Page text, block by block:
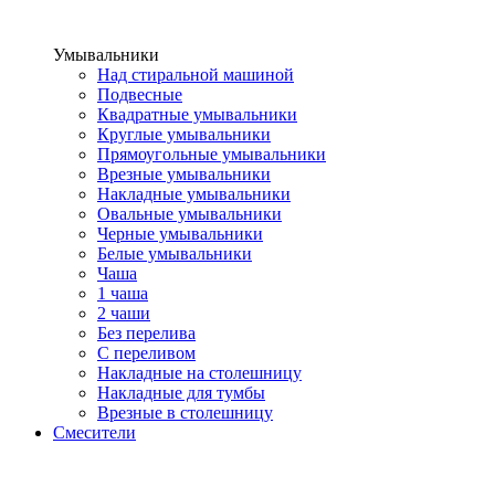
Умывальники
Над стиральной машиной
Подвесные
Квадратные умывальники
Круглые умывальники
Прямоугольные умывальники
Врезные умывальники
Накладные умывальники
Овальные умывальники
Черные умывальники
Белые умывальники
Чаша
1 чаша
2 чаши
Без перелива
С переливом
Накладные на столешницу
Накладные для тумбы
Врезные в столешницу
Смесители